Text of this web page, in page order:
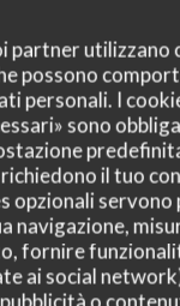
partner utilizzano
possono
personali. I
sono
il tuo
opzionali servono
navigazione,
fornire
ai social
o